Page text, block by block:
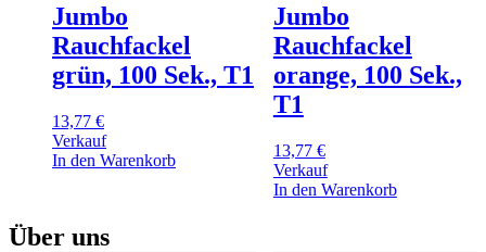
Jumbo
Rauchfackel
grün, 100 Sek., T1
13,77 €
Verkauf
In den Warenkorb
Jumbo
Rauchfackel
orange, 100 Sek.,
T1
13,77 €
Verkauf
In den Warenkorb
Über uns